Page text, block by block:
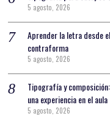
5 agosto, 2026
Aprender la letra desde
contraforma
5 agosto, 2026
Tipografía y
una experiencia en el aula
5 agosto, 2026